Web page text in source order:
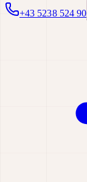
+43 5238 524 90